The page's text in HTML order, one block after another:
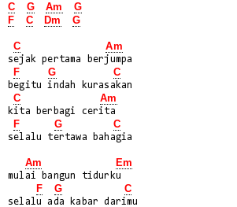
C G Am
G
F
C Dm G
C Am
sejak pertama berjumpa
F G C
begitu indah kurasakan
C Am
kita berbagi cerita
F G C
selalu tertawa bahagia
Am Em
mulai bangun tidurku
F G C
selalu ada kabar darimu